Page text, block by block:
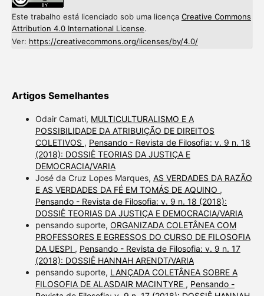
Este trabalho está licenciado sob uma licença Creative Commons
Attribution 4.0 International License.
Ver: https://creativecommons.org/licenses/by/4.0/
Artigos Semelhantes
Odair Camati, MULTICULTURALISMO E A
POSSIBILIDADE DA ATRIBUIÇÃO DE DIREITOS
COLETIVOS , Pensando - Revista de Filosofia: v. 9 n. 18
(2018): DOSSIÊ TEORIAS DA JUSTIÇA E
DEMOCRACIA/VARIA
José da Cruz Lopes Marques, AS VERDADES DA RAZÃO
E AS VERDADES DA FÉ EM TOMÁS DE AQUINO ,
Pensando - Revista de Filosofia: v. 9 n. 18 (2018):
DOSSIÊ TEORIAS DA JUSTIÇA E DEMOCRACIA/VARIA
pensando suporte, ORGANIZADA COLETÂNEA COM
PROFESSORES E EGRESSOS DO CURSO DE FILOSOFIA
DA UESPI , Pensando - Revista de Filosofia: v. 9 n. 17
(2018): DOSSIÊ HANNAH ARENDT/VARIA
pensando suporte, LANÇADA COLETÂNEA SOBRE A
FILOSOFIA DE ALASDAIR MACINTYRE , Pensando -